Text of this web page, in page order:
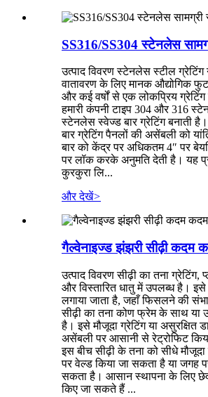
SS316/SS304 स्टेनलेस
उत्पाद विवरण स्टेनलेस स्टील ग्रेटिंग
वातावरण के लिए मानक औद्योगिक
और कई वर्षों से एक लोकप्रिय ग्रेटिंग
हमारी कंपनी टाइप 304 और 316
स्टेनलेस स्वेज्ड बार ग्रेटिंग बनाती
बार ग्रेटिंग पैनलों की असेंबली को
बार को केंद्र पर अधिकतम 4″ पर
पर लॉक करके अनुमति देती है। यह
कुरकुरा लि...
और देखें>
गैल्वेनाइज्ड झंझरी सीढ़ी कदम
उत्पाद विवरण सीढ़ी का तना ग्रेटिंग,
और विस्तारित धातु में उपलब्ध है।
लगाया जाता है, जहाँ फिसलने की
सीढ़ी का तना कोण फ्रेम के साथ या
है। इसे मौजूदा ग्रेटिंग या असुरक्षित
असेंबली पर आसानी से रेट्रोफिट
इस बीच सीढ़ी के तना को सीधे मौजूदा
पर वेल्ड किया जा सकता है या जगह
सकता है। आसान स्थापना के लिए
किए जा सकते हैं ...